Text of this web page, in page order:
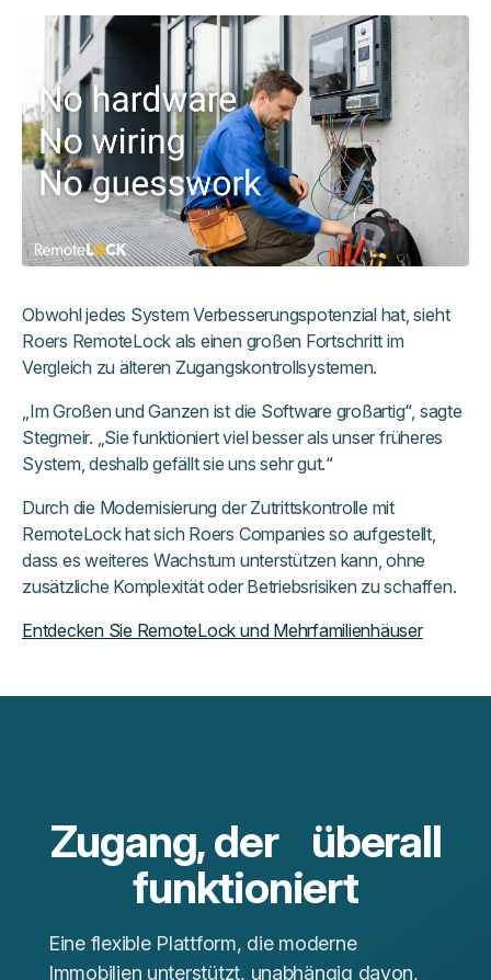
Obwohl jedes System Verbesserungspotenzial hat, sieht
Roers RemoteLock als einen großen Fortschritt im
Vergleich zu älteren Zugangskontrollsystemen.
„Im Großen und Ganzen ist die Software großartig“, sagte
Stegmeir. „Sie funktioniert viel besser als unser früheres
System, deshalb gefällt sie uns sehr gut.“
Durch die Modernisierung der Zutrittskontrolle mit
RemoteLock hat sich Roers Companies so aufgestellt,
dass es weiteres Wachstum unterstützen kann, ohne
zusätzliche Komplexität oder Betriebsrisiken zu schaffen.
Entdecken Sie RemoteLock und Mehrfamilienhäuser
Zugang, der überall
funktioniert
Eine flexible Plattform, die moderne
Immobilien unterstützt, unabhängig davon,